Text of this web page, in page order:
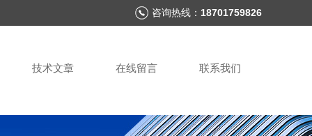
咨询热线： 18701759826
技术文章 在线留言 联系我们